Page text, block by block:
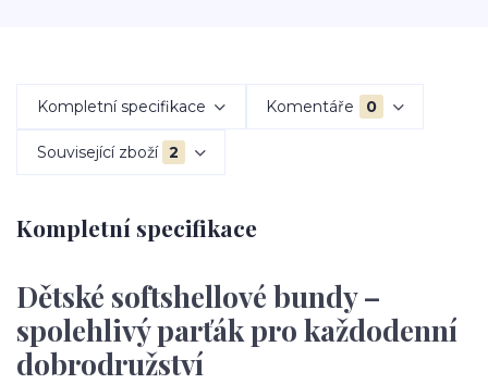
Kompletní specifikace Komentáře 0
Související zboží 2
Kompletní specifikace
Dětské softshellové bundy –
spolehlivý parťák pro každodenní
dobrodružství